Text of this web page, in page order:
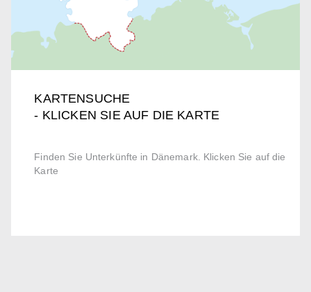
KARTENSUCHE
- KLICKEN SIE AUF DIE KARTE
Finden Sie Unterkünfte in Dänemark. Klicken Sie auf die
Karte